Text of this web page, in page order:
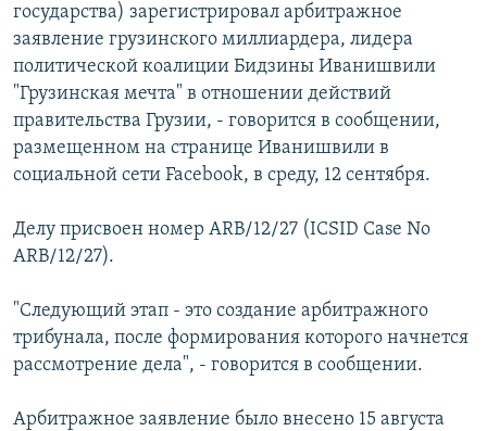
КУЛЬТУРА
СПОРТ
МИР
ПОЗИЦИЯ
БЛОГИ
ГОЛОСА
ЧИТАЕМ ПРЕССУ
ФОТО
ПОДКАСТЫ
АРХИВ РАДИОПРОГРАММЫ
ПРИСОЕДИНЯЙТЕСЬ!
Все сайты РСЕ/РС
государства) зарегистрировал арбитражное
заявление грузинского миллиардера, лидера
политической коалиции Бидзины Иванишвили
"Грузинская мечта" в отношении действий
правительства Грузии, - говорится в сообщении,
размещенном на странице Иванишвили в
социальной сети Facebook, в среду, 12 сентября.
Делу присвоен номер ARB/12/27 (ICSID Case No
ARB/12/27).
"Следующий этап - это создание арбитражного
трибунала, после формирования которого начнется
рассмотрение дела", - говорится в сообщении.
Арбитражное заявление было внесено 15 августа